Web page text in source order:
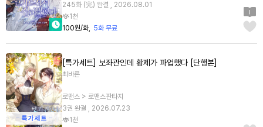
245화 (完) 완결 , 2026.08.01
1천
100원/화
5화 무료
[특가세트] 보좌관인데 황제가 파업했다 [단행본]
최바론
로맨스 > 로맨스판타지
3권 완결 , 2026.07.23
1천